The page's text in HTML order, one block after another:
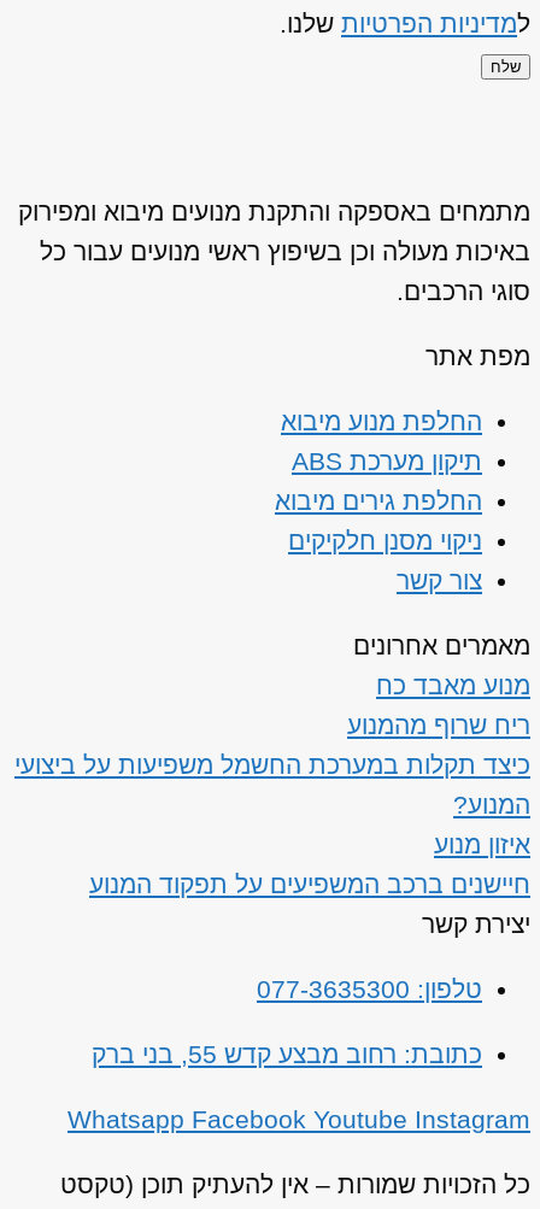
למדיניות הפרטיות שלנו.
שלח
מתמחים באספקה והתקנת מנועים מיבוא ומפירוק
באיכות מעולה וכן בשיפוץ ראשי מנועים עבור כל
סוגי הרכבים.
מפת אתר
החלפת מנוע מיבוא
תיקון מערכת ABS
החלפת גירים מיבוא
ניקוי מסנן חלקיקים
צור קשר
מאמרים אחרונים
מנוע מאבד כח
ריח שרוף מהמנוע
כיצד תקלות במערכת החשמל משפיעות על ביצועי
המנוע?
איזון מנוע
חיישנים ברכב המשפיעים על תפקוד המנוע
יצירת קשר
טלפון: 077-3635300
כתובת: רחוב מבצע קדש 55, בני ברק
Whatsapp Facebook Youtube Instagram
כל הזכויות שמורות – אין להעתיק תוכן (טקסט